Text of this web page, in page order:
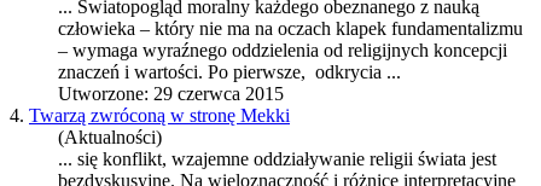
... Światopogląd moralny każdego obeznanego z nauką
człowieka – który nie ma na oczach klapek fundamentalizmu
– wymaga wyraźnego oddzielenia od religijnych koncepcji
znaczeń i wartości. Po pierwsze, odkrycia ...
Utworzone: 29 czerwca 2015
4. Twarzą zwróconą w stronę Mekki
(Aktualności)
... się konflikt, wzajemne oddziaływanie religii świata jest
bezdyskusyjne. Na wieloznaczność i różnice interpretacyjne